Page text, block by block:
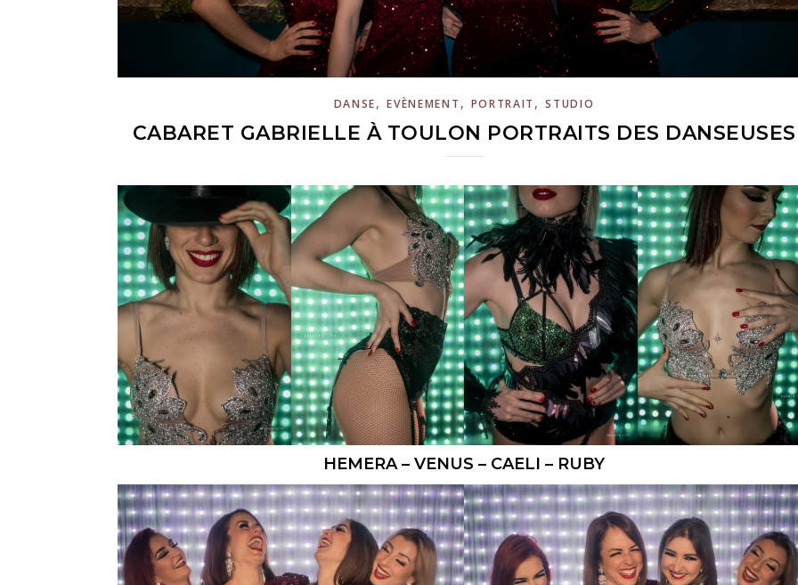
DANSE,EVÈNEMENT , PORTRAIT ,STUDIO
CABARET GABRIELLE À TOULON PORTRAITS DES DANSEUSES
HEMERA – VENUS – CAELI – RUBY